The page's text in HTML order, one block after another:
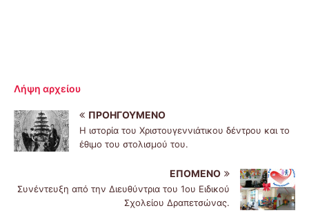
Λήψη αρχείου
ΠΡΟΗΓΟΎΜΕΝΟ
Η ιστορία του Χριστουγεννιάτικου δέντρου και το
έθιμο του στολισμού του.
ΕΠΌΜΕΝΟ
Συνέντευξη από την Διευθύντρια του 1ου Ειδικού
Σχολείου Δραπετσώνας.